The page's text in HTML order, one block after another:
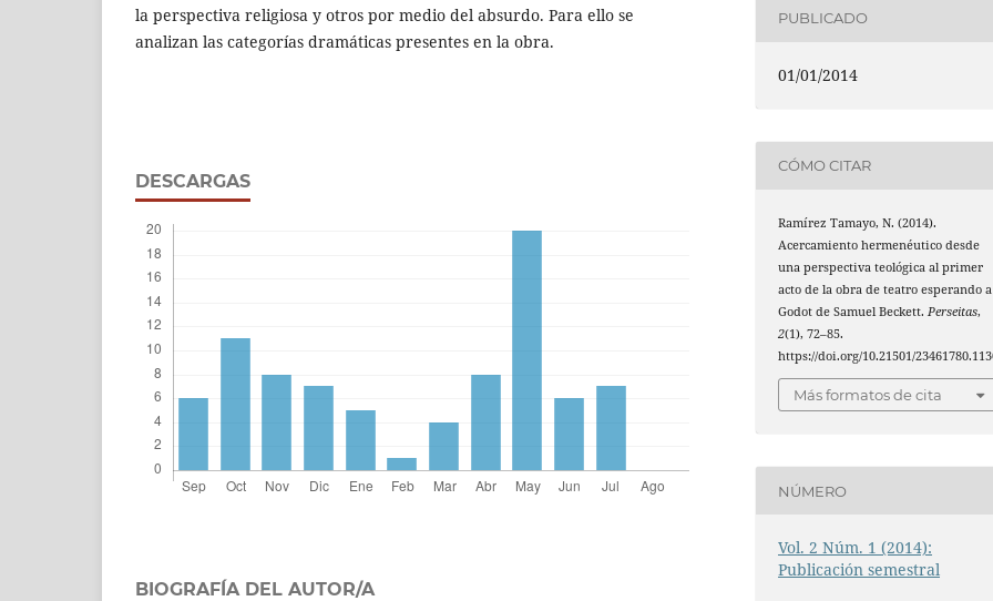
la perspectiva religiosa y otros por medio del absurdo. Para ello se
analizan las categorías dramáticas presentes en la obra.
DESCARGAS
BIOGRAFÍA DEL AUTOR/A
PUBLICADO
01/01/2014
CÓMO CITAR
Ramírez Tamayo, N. (2014).
Acercamiento hermenéutico desde
una perspectiva teológica al primer
acto de la obra de teatro esperando a
Godot de Samuel Beckett. Perseitas,
2(1), 72–85.
https://doi.org/10.21501/
Más formatos de cita
NÚMERO
Vol. 2 Núm. 1 (2014):
Publicación semestral